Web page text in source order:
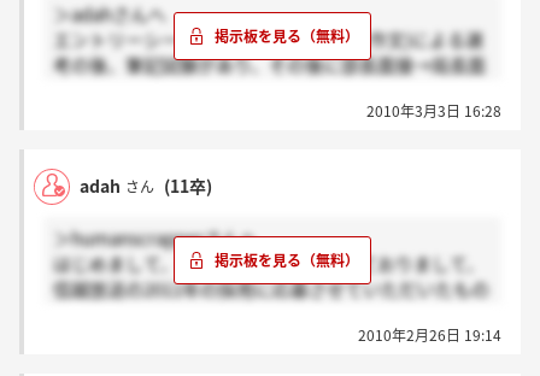
＞adahさんへ
エントリーシート(2009年度は履歴書＋作文)による選
考の後、筆記試験があり、その後に部長面接→局長面
過去問はありません。すべてその場で回収されてしま
対策としては、一般常識は広く浅く、時事問題に力を
入れて…といった感じでしょうか。ご当地問題は解け
両市長や県知事の名前など。また信越放送が全国で何
番目にできた放送局か、という問題も出ました。
私も自分が受けた年より前の情報は全く知らないの
2010年3月3日 16:28
adah さん (11卒)
＞humanscrapperさんへ
はじめまして、私は現在就職活動をしておりまして、
信越放送の2011年の採用に応募させていただいたもの
2010年2月26日 19:14